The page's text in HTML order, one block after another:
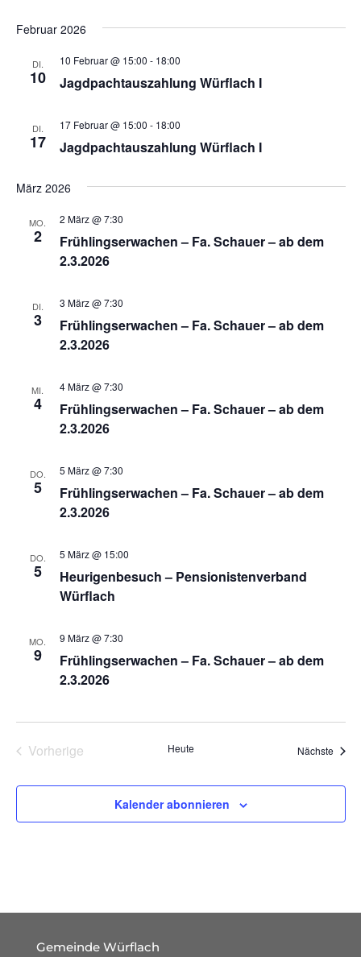
Februar 2026
DI.
10 Jagdpachtauszahlung Würflach I
10 Februar @ 15:00 - 18:00
DI.
17 Jagdpachtauszahlung Würflach I
17 Februar @ 15:00 - 18:00
März 2026
MO.
2
Frühlingserwachen – Fa. Schauer – ab dem
2.3.2026
2 März @ 7:30
DI.
3
Frühlingserwachen – Fa. Schauer – ab dem
2.3.2026
3 März @ 7:30
MI.
4
Frühlingserwachen – Fa. Schauer – ab dem
2.3.2026
4 März @ 7:30
DO.
5
Frühlingserwachen – Fa. Schauer – ab dem
2.3.2026
5 März @ 7:30
DO.
5
Heurigenbesuch – Pensionistenverband
Würflach
5 März @ 15:00
MO.
9
Frühlingserwachen – Fa. Schauer – ab dem
2.3.2026
9 März @ 7:30
Vorherige
Heute Nächste
Kalender abonnieren
Gemeinde Würflach